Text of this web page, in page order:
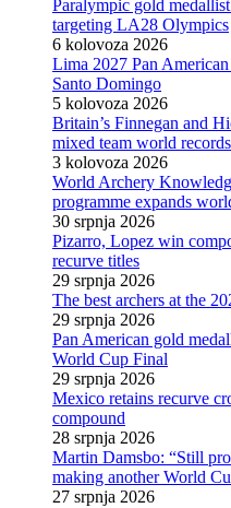
Paralympic gold
targeting LA28 Olympics
6 kolovoza 2026
Lima 2027 Pan
Santo Domingo
5 kolovoza 2026
Britain’s Finnegan and
mixed team world records
3 kolovoza 2026
World Archery
programme expands
30 srpnja 2026
Pizarro, Lopez win
recurve titles
29 srpnja 2026
The best archers at the
29 srpnja 2026
Pan American gold
World Cup Final
29 srpnja 2026
Mexico retains recurve
compound
28 srpnja 2026
Martin Damsbo: “Still
making another World
27 srpnja 2026